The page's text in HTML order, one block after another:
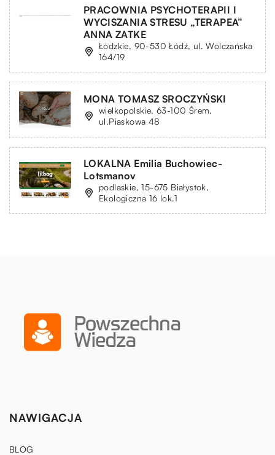
PRACOWNIA PSYCHOTERAPII I
WYCISZANIA STRESU „TERAPEA”
ANNA ZATKE
Łódzkie, 90-530 Łódź, ul. Wólczańska
164/19
MONA TOMASZ SROCZYŃSKI
wielkopolskie, 63-100 Śrem,
ul.Piaskowa 48
LOKALNA Emilia Buchowiec-
Lotsmanov
podlaskie, 15-675 Białystok,
Ekologiczna 16 lok.1
NAWIGACJA
BLOG